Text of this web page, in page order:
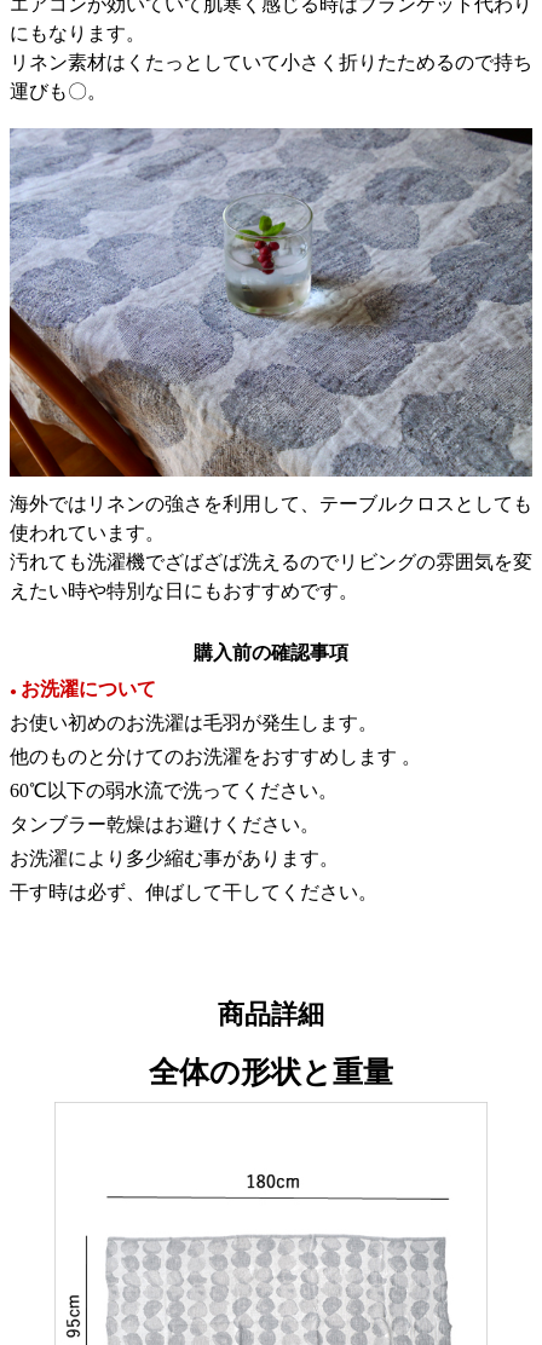
にもなります。
リネン素材はくたっとしていて小さく折りたためるので持ち
運びも〇。
海外ではリネンの強さを利用して、テーブルクロスとしても
使われています。
汚れても洗濯機でざばざば洗えるのでリビングの雰囲気を変
えたい時や特別な日にもおすすめです。
購入前の確認事項
● お洗濯について
お使い初めのお洗濯は毛羽が発生します。
他のものと分けてのお洗濯をおすすめします 。
60℃以下の弱水流で洗ってください。
タンブラー乾燥はお避けください。
お洗濯により多少縮む事があります。
干す時は必ず、伸ばして干してください。
商品詳細
全体の形状と重量